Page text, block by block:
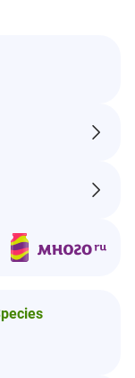
сахар, какао-
молоко,
Всего 99,5%.
% от суточной
нормы*
14%